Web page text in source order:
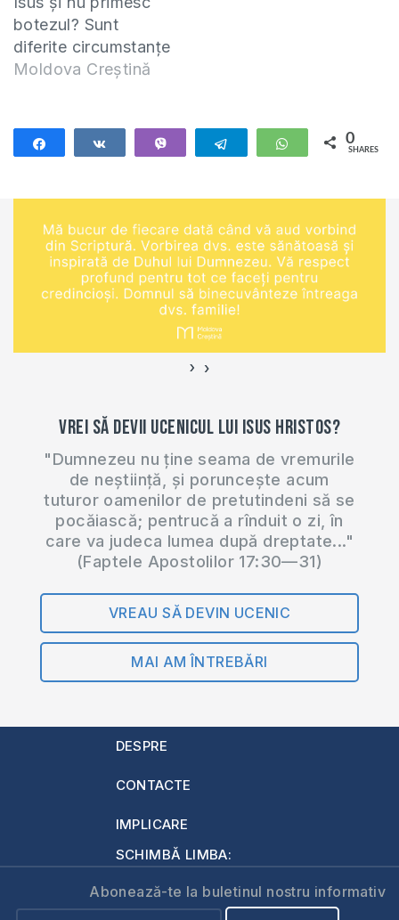
botezul? Sunt
diferite circumstanțe
și motive de ce
în Republica
Moldova sunt
numiți molocani.
Deși au mai rămas
puțini reprezantanți
ai acestei
confesiuni, ei învață
Moldova Creștină
Telegram WhatsApp
0
SHARES
‹ ›
Vrei să devii ucenicul lui Isus Hristos?
"Dumnezeu nu ține seama de vremurile
de neștiință, și poruncește acum
tuturor oamenilor de pretutindeni să se
pocăiască; pentrucă a rînduit o zi, în
care va judeca lumea după dreptate..."
(Faptele Apostolilor 17:30—31)
VREAU SĂ DEVIN UCENIC
MAI AM ÎNTREBĂRI
DESPRE
CONTACTE
IMPLICARE
SCHIMBĂ LIMBA:
Abonează-te la buletinul nostru informativ